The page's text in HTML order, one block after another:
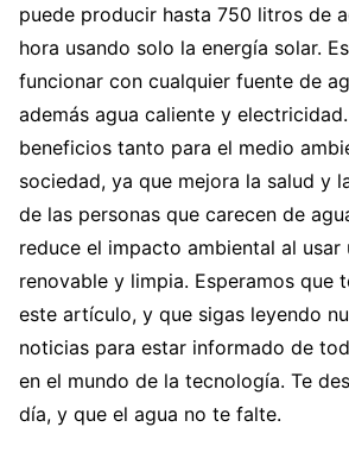
puede producir hasta 750 litros de
hora usando solo la energía solar.
funcionar con cualquier fuente de
además agua caliente y
beneficios tanto para el medio
sociedad, ya que mejora la salud y
de las personas que carecen de
reduce el impacto ambiental al usar
renovable y limpia. Esperamos que
este artículo, y que sigas leyendo
noticias para estar informado de
en el mundo de la tecnología. Te
día, y que el agua no te falte.